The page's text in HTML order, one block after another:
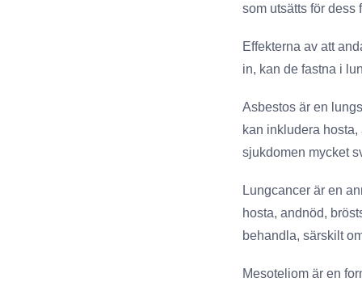
som utsätts för dess
Effekterna av att
in, kan de fastna i
Asbestos är en
kan inkludera
sjukdomen mycket
Lungcancer är en
hosta, andnöd,
behandla, särskilt
Mesoteliom är en